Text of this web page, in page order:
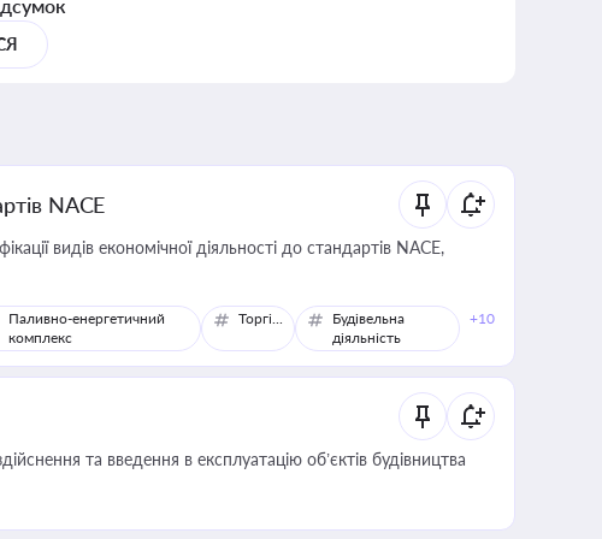
NACE
видів економічної діяльності до стандартів NACE,
Паливно-енергетичний
комплекс
Торгівля
Будівельна
діяльність
+10
та введення в експлуатацію об’єктів будівництва